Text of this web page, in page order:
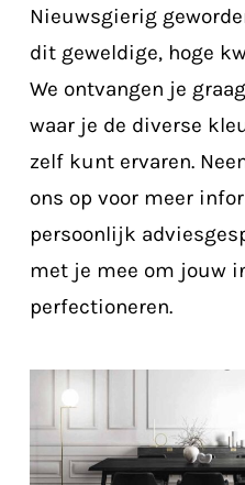
Nieuwsgierig
dit geweldige, hoge
We ontvangen je
waar je de diverse
zelf kunt ervaren.
ons op voor meer
persoonlijk
met je mee om jouw
perfectioneren.